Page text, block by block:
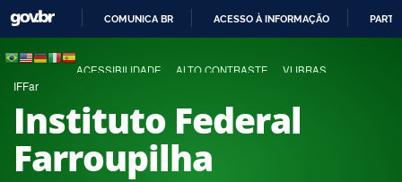
COMUNICA BR ACESSO À INFORMAÇÃO
ACESSIBILIDADE ALTO CONTRASTE VLIBRAS
IFFar
Instituto Federal
Farroupilha